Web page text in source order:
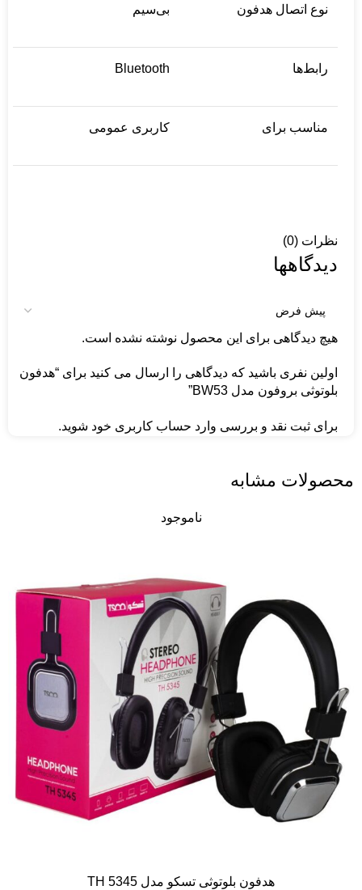
نوع اتصال هدفون بی‌سیم
رابط‌ها Bluetooth
مناسب برای کاربری عمومی
نظرات (0)
دیدگاهها
هیچ دیدگاهی برای این محصول نوشته نشده است.
اولین نفری باشید که دیدگاهی را ارسال می کنید برای “هدفون
بلوتوثی بروفون مدل BW53”
برای ثبت نقد و بررسی وارد حساب کاربری خود شوید.
محصولات مشابه
ناموجود
هدفون بلوتوثی تسکو مدل TH 5345